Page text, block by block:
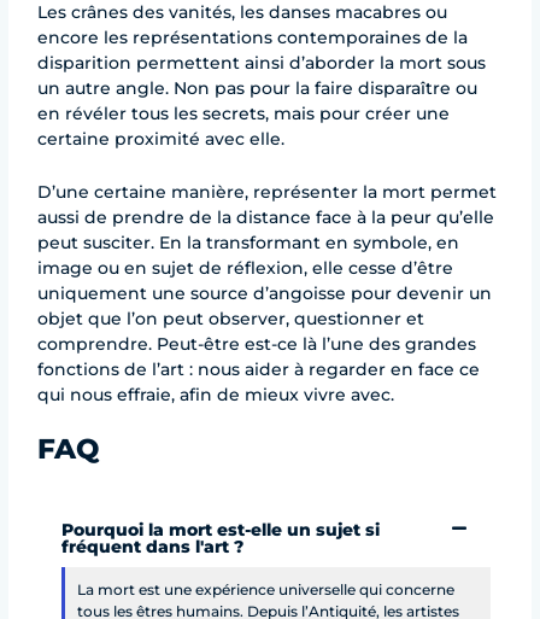
Les crânes des vanités, les danses macabres ou
encore les représentations contemporaines de la
disparition permettent ainsi d’aborder la mort sous
un autre angle. Non pas pour la faire disparaître ou
en révéler tous les secrets, mais pour créer une
certaine proximité avec elle.
D’une certaine manière, représenter la mort permet
aussi de prendre de la distance face à la peur qu’elle
peut susciter. En la transformant en symbole, en
image ou en sujet de réflexion, elle cesse d’être
uniquement une source d’angoisse pour devenir un
objet que l’on peut observer, questionner et
comprendre. Peut-être est-ce là l’une des grandes
fonctions de l’art : nous aider à regarder en face ce
qui nous effraie, afin de mieux vivre avec.
FAQ
Pourquoi la mort est-elle un sujet si
fréquent dans l'art ?
La mort est une expérience universelle qui concerne
tous les êtres humains. Depuis l’Antiquité, les artistes